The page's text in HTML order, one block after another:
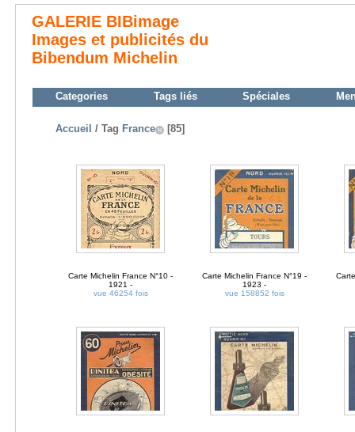
GALERIE BIBimage
Images et publicités du
Bibendum Michelin
Categories Tags liés Spéciales
Accueil / Tag France [85]
Carte Michelin France N°10 -
1921 -
vue 46254 fois
Carte Michelin France N°19 -
1923 -
vue 158852 fois